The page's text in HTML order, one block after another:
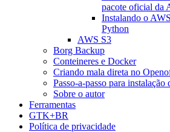
pacote oficial da
Instalando o
Python
AWS S3
Borg Backup
Conteineres e Docker
Criando mala direta no
Passo-a-passo para
Sobre o autor
Ferramentas
GTK+BR
Política de privacidade